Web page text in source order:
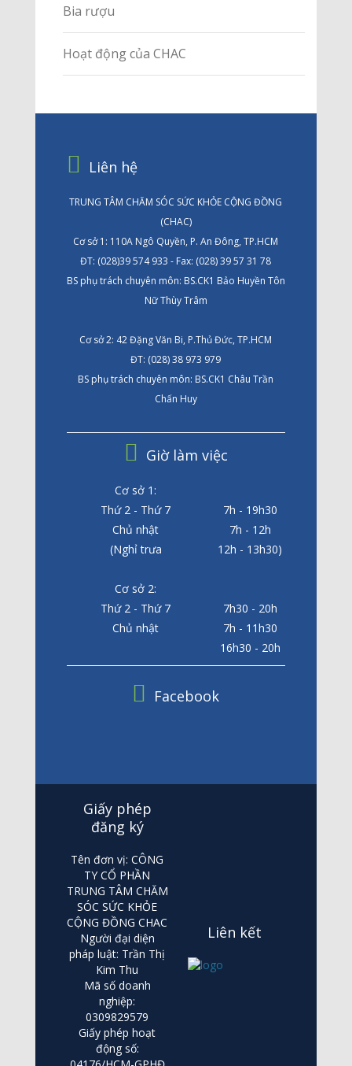
Bia rượu
Hoạt động của CHAC
Liên hệ
TRUNG TÂM CHĂM SÓC SỨC KHỎE CỘNG ĐỒNG
(CHAC)
Cơ sở 1: 110A Ngô Quyền, P. An Đông, TP.HCM
ĐT: (028)39 574 933 - Fax: (028) 39 57 31 78
BS phụ trách chuyên môn: BS.CK1 Bảo Huyền Tôn
Nữ Thùy Trâm
Cơ sở 2: 42 Đặng Văn Bi, P.Thủ Đức, TP.HCM
ĐT: (028) 38 973 979
BS phụ trách chuyên môn: BS.CK1 Châu Trần
Chấn Huy
Giờ làm việc
Cơ sở 1:
Thứ 2 - Thứ 7
7h - 19h30
Chủ nhật
7h - 12h
(Nghỉ trưa
12h - 13h30)
Cơ sở 2:
Thứ 2 - Thứ 7
7h30 - 20h
Chủ nhật
7h - 11h30
16h30 - 20h
Facebook
Giấy phép
đăng ký
Tên đơn vị: CÔNG
TY CỔ PHẦN
TRUNG TÂM CHĂM
SÓC SỨC KHỎE
CỘNG ĐỒNG CHAC
Người đại diện
pháp luật: Trần Thị
Kim Thu
Mã số doanh
nghiệp:
0309829579
Giấy phép hoạt
động số:
Liên kết